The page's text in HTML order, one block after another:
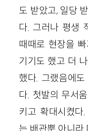
도 받았고, 일당
다. 그러나 평생
때때로 현장을
기기도 했고 더
했다. 그랬음에
다. 첫발의 무서
키고 확대시켰다
는 배관뿐 아니라